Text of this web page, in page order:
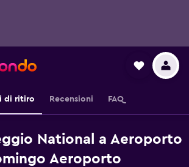
di ritiro Recensioni FAQ
National a Aeroporto
Aeroporto